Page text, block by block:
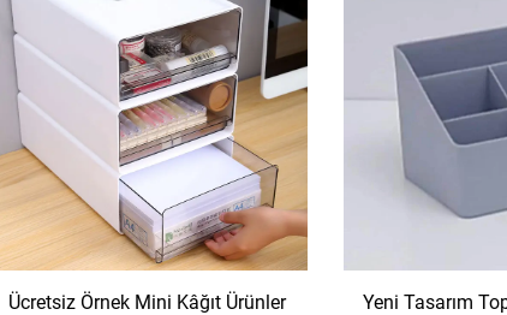
Ücretsiz Örnek Mini Kâğıt Ürünler
Yeni Tasarım